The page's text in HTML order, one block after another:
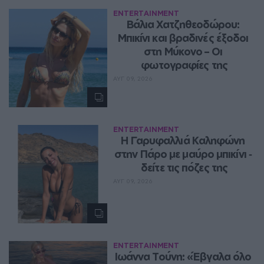
ENTERTAINMENT
Βάλια Χατζηθεοδώρου:
Μπικίνι και βραδινές έξοδοι
στη Μύκονο – Οι
φωτογραφίες της
ENTERTAINMENT
Η Γαρυφαλλιά Καληφώνη
στην Πάρο με μαύρο μπικίνι ‑
δείτε τις πόζες της
ENTERTAINMENT
Ιωάννα Τούνη: «Έβγαλα όλο